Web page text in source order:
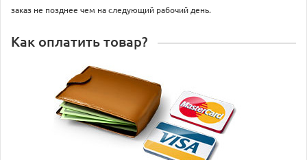
заказ не позднее чем на следующий рабочий день.
Как оплатить товар?